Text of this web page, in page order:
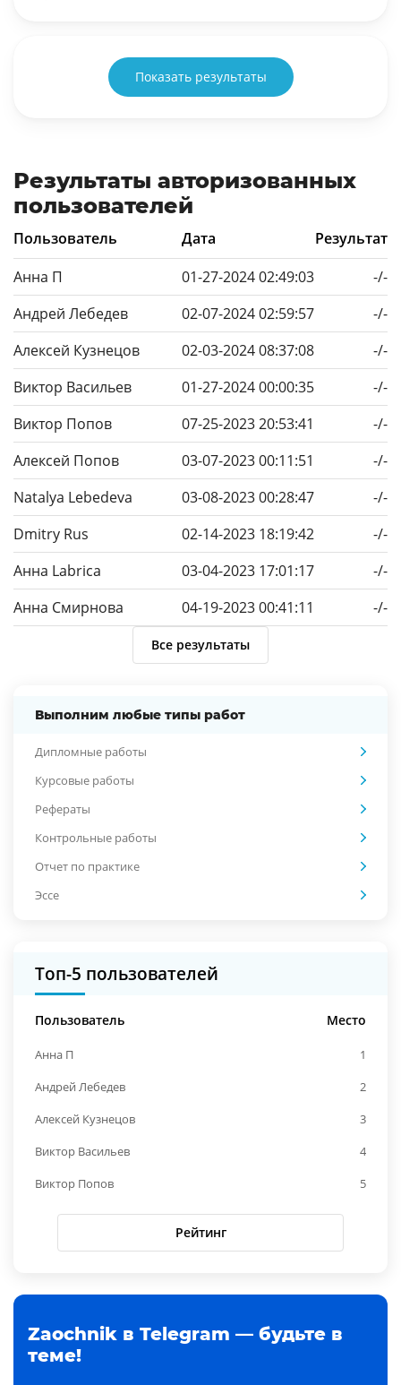
Показать результаты
Результаты авторизованных
пользователей
Пользователь Дата
Результат
Анна П
01-27-2024 02:49:03
-/-
Андрей Лебедев
02-07-2024 02:59:57
-/-
Алексей Кузнецов
02-03-2024 08:37:08
-/-
Виктор Васильев
01-27-2024 00:00:35
-/-
Виктор Попов
07-25-2023 20:53:41
-/-
Алексей Попов
03-07-2023 00:11:51
-/-
Natalya Lebedeva
03-08-2023 00:28:47
-/-
Dmitry Rus
02-14-2023 18:19:42
-/-
Анна Labrica
03-04-2023 17:01:17
-/-
Анна Смирнова
04-19-2023 00:41:11 -/-
Все результаты
Выполним любые типы работ
Дипломные работы
Курсовые работы
Рефераты
Контрольные работы
Отчет по практике
Эссе
Топ-5 пользователей
Пользователь Место
Анна П
1
Андрей Лебедев
2
Алексей Кузнецов
3
Виктор Васильев
4
Виктор Попов
5
Рейтинг
Zaochnik в Telegram — будьте в
теме!